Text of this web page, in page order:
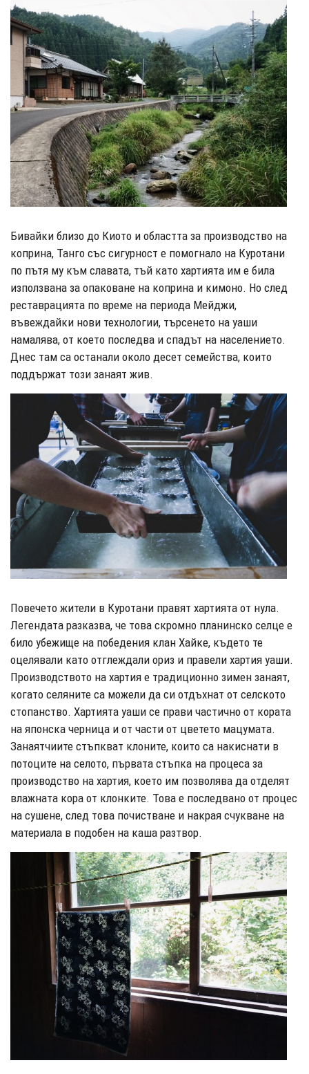
Бивайки близо до Киото и областта за производство на
коприна, Танго със сигурност е помогнало на Куротани
по пътя му към славата, тъй като хартията им е била
използвана за опаковане на коприна и кимоно. Но след
реставрацията по време на периода Мейджи,
въвеждайки нови технологии, търсенето на уаши
намалява, от което последва и спадът на населението.
Днес там са останали около десет семейства, които
поддържат този занаят жив.
Повечето жители в Куротани правят хартията от нула.
Легендата разказва, че това скромно планинско селце е
било убежище на победения клан Хайке, където те
оцелявали като отглеждали ориз и правели хартия уаши.
Производството на хартия е традиционно зимен занаят,
когато селяните са можели да си отдъхнат от селското
стопанство. Хартията уаши се прави частично от кората
на японска черница и от части от цветето мацумата.
Занаятчиите стъпкват клоните, които са накиснати в
потоците на селото, първата стъпка на процеса за
производство на хартия, което им позволява да отделят
влажната кора от клонките. Това е последвано от процес
на сушене, след това почистване и накрая счукване на
материала в подобен на каша разтвор.